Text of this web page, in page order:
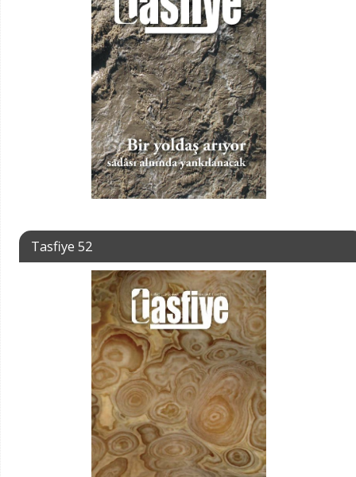
Tasfiye 52